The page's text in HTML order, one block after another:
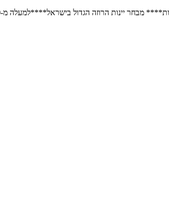
הגדול בישראל****למעלה מ-300 סוגי בירה מהארץ ומהעולם****